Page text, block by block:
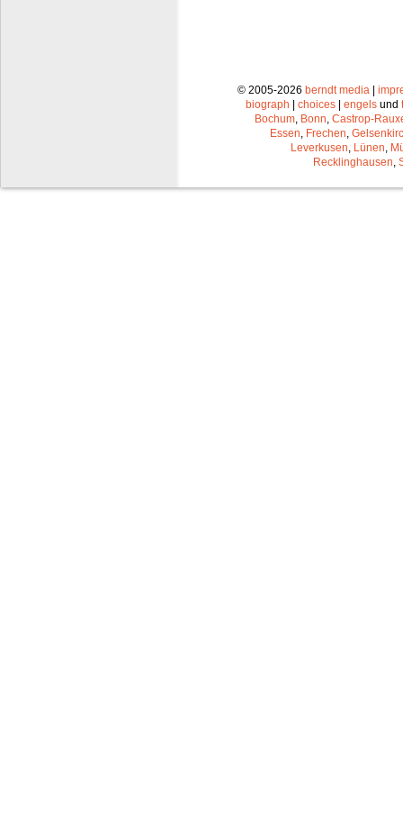
© 2005-2026 berndt media |
biograph | choices | engels und
Bochum Bonn Castrop-
Essen Frechen
Leverkusen Lünen
Recklinghausen